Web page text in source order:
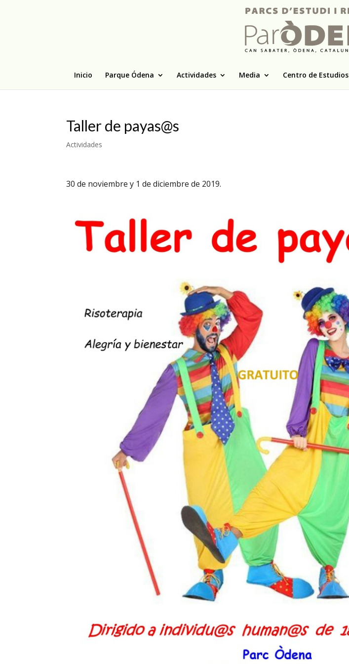
Inicio Parque Ódena Actividades Media Centro de Estudios
Taller de payas@s
Actividades
30 de noviembre y 1 de diciembre de 2019.